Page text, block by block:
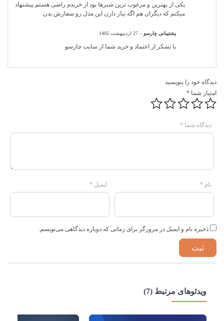
5
یکی از بهترین و مرغوب ترین شیرها بود از خریدم راضی هستم پیشنهاد
میکنم که دیگران هم اگه نیاز دارن این مدل رو سفارش بدن.
پشتیبانی چارسو – 27 اردیبهشت 1405
با تشکر از اعتماد و خرید شما از سایت چارسو
دیدگاه خود را بنویسید
امتیاز شما *
دیدگاه شما *
نام * ایمیل *
ذخیره نام و ایمیل در مرورگر برای زمانی که دوباره دیدگاهی می‌نویسم.
ویدئوهای مرتبط (7)